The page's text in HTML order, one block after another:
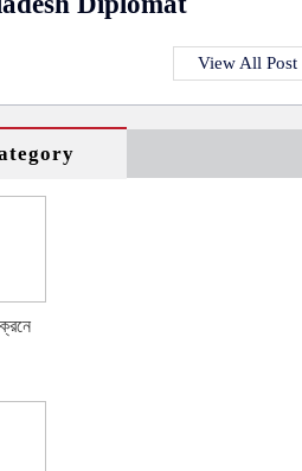
View All Post